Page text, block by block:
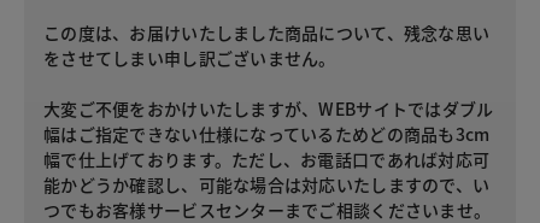
この度は、お届けいたしました商品について、残念な思い
をさせてしまい申し訳ございません。
大変ご不便をおかけいたしますが、WEBサイトではダブル
幅はご指定できない仕様になっているためどの商品も3cm
幅で仕上げております。ただし、お電話口であれば対応可
能かどうか確認し、可能な場合は対応いたしますので、い
つでもお客様サービスセンターまでご相談くださいませ。